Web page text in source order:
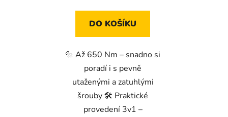
5
DO KOŠÍKU
🔩 Až 650 Nm – snadno si
poradí i s pevně
utaženými a zatuhlými
šrouby 🛠️ Praktické
provedení 3v1 –